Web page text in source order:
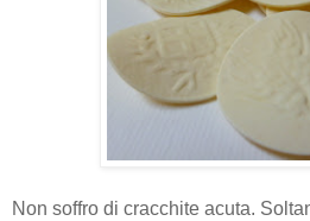
Non soffro di cracchite acuta.